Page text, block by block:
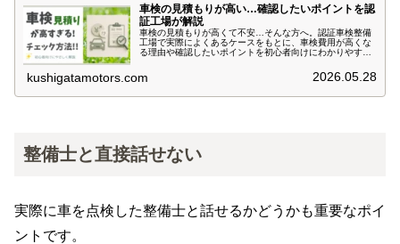
車検の見積もりが高い…確認したいポイントを認
証工場が解説
車検の見積もりが高くて不安…そんな方へ。認証車検整備
工場で実際によくあるケースをもとに、車検費用が高くな
る理由や確認したいポイントを初心者向けにわかりやすく
kushigatamotors.com 2026.05.28
整備士と直接話せない
実際に車を点検した整備士と話せるかどうかも重要なポイ
ントです。